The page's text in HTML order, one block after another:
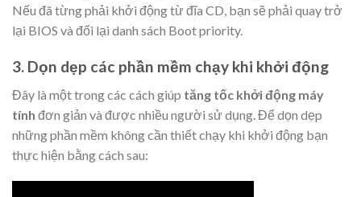
Nếu đã từng phải khởi động từ đĩa CD, bạn sẽ phải quay trở
lại BIOS và đổi lại danh sách Boot priority.
3. Dọn dẹp các phần mềm chạy khi khởi động
Đây là một trong các cách giúp tăng tốc khởi động máy
tính đơn giản và được nhiều người sử dụng. Để dọn dẹp
những phần mềm không cần thiết chạy khi khởi động bạn
thực hiện bằng cách sau: